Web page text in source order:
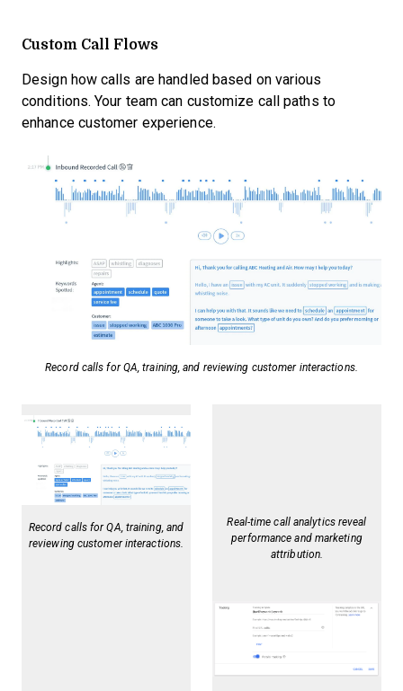
Custom Call Flows
Design how calls are handled based on various
conditions. Your team can customize call paths to
enhance customer experience.
Record calls for QA, training, and reviewing customer interactions.
Record calls for QA, training, and
reviewing customer interactions.
Real-time call analytics reveal
performance and marketing
attribution.